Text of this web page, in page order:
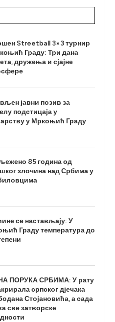
Streetball 3×3 турнир
Граду: Три дана
дружења и сјајне
јавни позив за
подстицаја у
у Мркоњић Граду
85 година од
злочина над Србима у
се настављају: У
Граду температура до
ПОРУКА СРБИМА: У рату
српског дјечака
Стојановића, а сада
све затворске